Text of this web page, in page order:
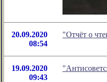
20.09.2020
08:54
"Отчёт о
19.09.2020
09:43